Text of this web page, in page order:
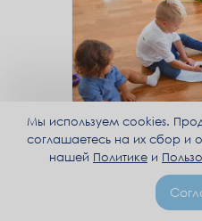
Детский сад.
пропустить?
Мы используем cookies.
соглашаетесь на их сбор и
нашей Политике и